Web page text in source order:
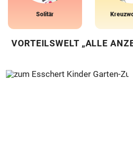
Solitär
VORTEILSWELT „ALLE